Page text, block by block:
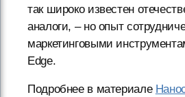
так широко известен
аналоги, – но опыт
маркетинговыми
Edge.
Подробнее в материале